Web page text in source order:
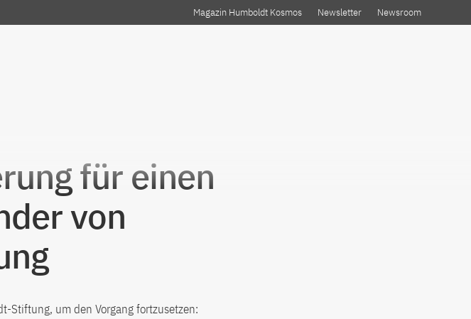
Magazin Humboldt Kosmos Newsletter Newsroom
für einen
von
Stiftung, um den Vorgang fortzusetzen: